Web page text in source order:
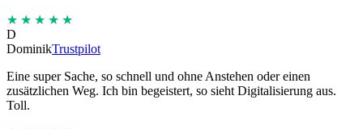
★★★★★
D
DominikTrustpilot
Eine super Sache, so schnell und ohne Anstehen oder einen
zusätzlichen Weg. Ich bin begeistert, so sieht Digitalisierung aus.
Toll.